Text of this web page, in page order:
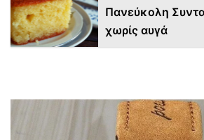
Πανεύκολη
χωρίς αυγά